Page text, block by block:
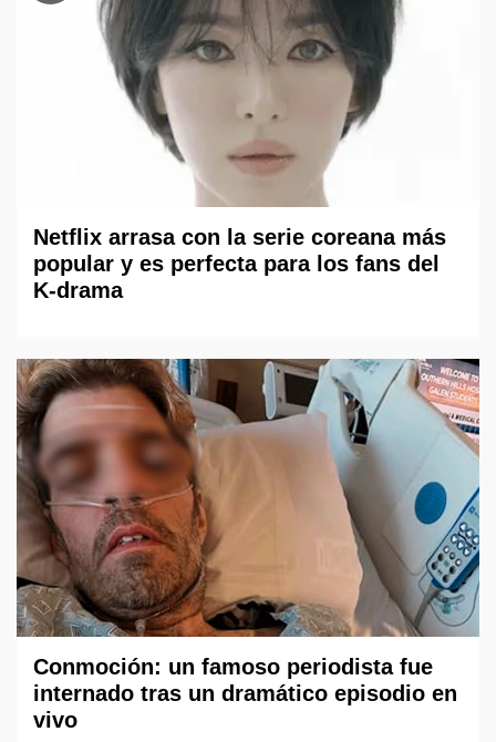
Netflix arrasa con la serie coreana más
popular y es perfecta para los fans del
K-drama
Conmoción: un famoso periodista fue
internado tras un dramático episodio en
vivo